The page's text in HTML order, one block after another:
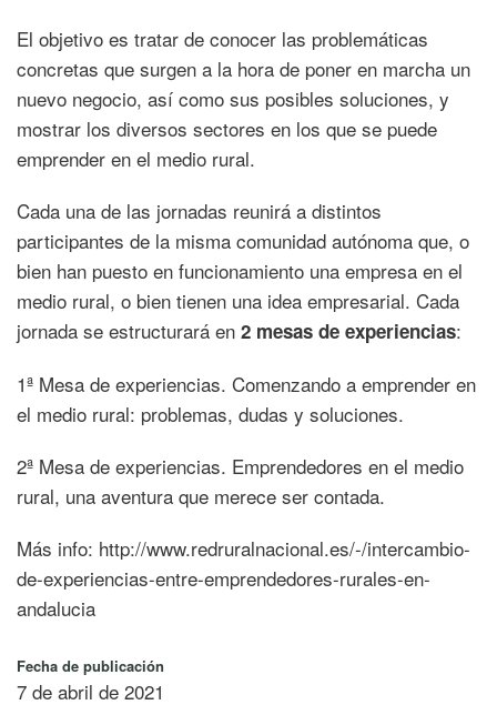
El objetivo es tratar de conocer las problemáticas
concretas que surgen a la hora de poner en marcha un
nuevo negocio, así como sus posibles soluciones, y
mostrar los diversos sectores en los que se puede
emprender en el medio rural.
Cada una de las jornadas reunirá a distintos
participantes de la misma comunidad autónoma que, o
bien han puesto en funcionamiento una empresa en el
medio rural, o bien tienen una idea empresarial. Cada
jornada se estructurará en 2 mesas de experiencias:
1ª Mesa de experiencias. Comenzando a emprender en
el medio rural: problemas, dudas y soluciones.
2ª Mesa de experiencias. Emprendedores en el medio
rural, una aventura que merece ser contada.
Más info: http://www.redruralnacional.es/-/intercambio-
de-experiencias-entre-emprendedores-rurales-en-
andalucia
Fecha de publicación
7 de abril de 2021